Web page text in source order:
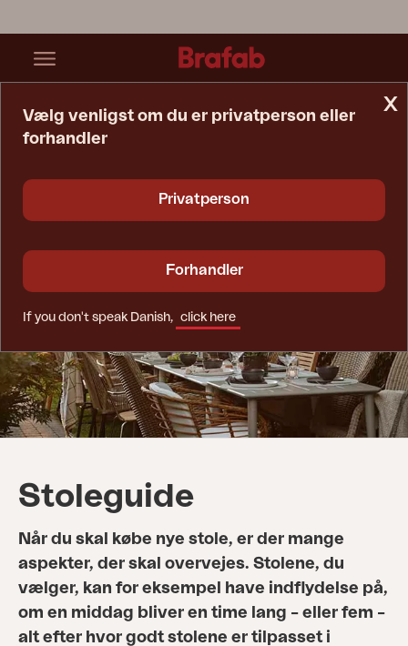
Stoleguide
Når du skal købe nye stole, er der mange
aspekter, der skal overvejes. Stolene, du
vælger, kan for eksempel have indflydelse på,
om en middag bliver en time lang – eller fem –
alt efter hvor godt stolene er tilpasset i
x
Vælg venligst om du er privatperson eller
forhandler
Privatperson
Forhandler
If you don't speak Danish, click here